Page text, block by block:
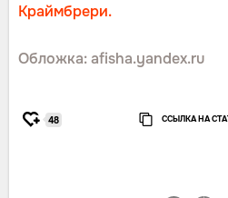
Краймбрери.
Обложка: afisha.yandex.ru
48 ССЫЛКА НА